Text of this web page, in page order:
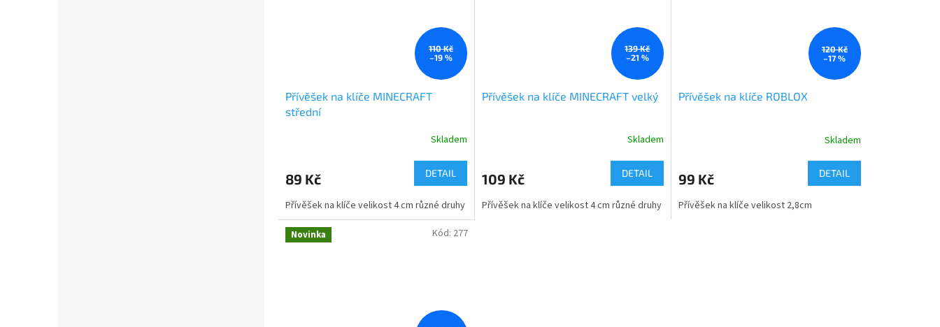
110 Kč
–19 %
Přívěšek na klíče MINECRAFT
střední
Skladem
89 Kč DETAIL
Přívěšek na klíče velikost 4 cm různé druhy
139 Kč
–21 %
Přívěšek na klíče MINECRAFT velký
je
z
Skladem
109 Kč DETAIL
Přívěšek na klíče velikost 4 cm různé druhy
120 Kč
–17 %
Přívěšek na klíče ROBLOX
je
z
Skladem
99 Kč DETAIL
Přívěšek na klíče velikost 2,8cm
Novinka Kód: 277